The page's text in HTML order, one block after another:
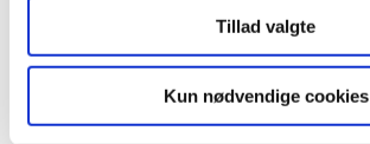
Tillad valgte
Kun nødvendige cookies
2008 (8)
2006 (9)